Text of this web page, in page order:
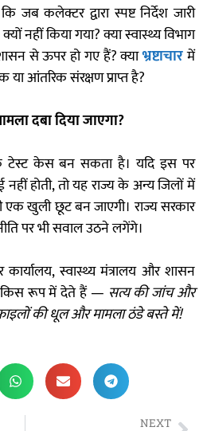
कलेक्टर द्वारा स्पष्ट निर्देश जारी
नहीं किया गया? क्या स्वास्थ्य विभाग
से ऊपर हो गए हैं? क्याभ्रष्टाचारमें
या आंतरिक संरक्षण प्राप्त है?
दबा दिया जाएगा?
टेस्ट केस बन सकता है। यदि इस पर
नहीं होती, तो यह राज्य के अन्य जिलों में
एक खुली छूट बन जाएगी। राज्य सरकार
पर भी सवाल उठने लगेंगे।
स्वास्थ्य मंत्रालय और शासन
किस रूप में देते हैं — सत्य की जांच और
की धूल और मामला ठंडे बस्ते में!
NEXT